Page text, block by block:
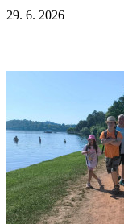
29. 6. 2026